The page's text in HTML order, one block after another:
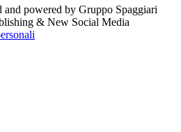
powered by Gruppo Spaggiari
& New Social Media